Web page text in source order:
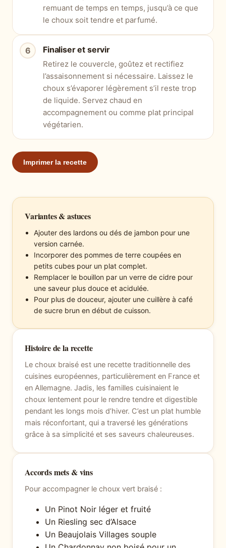
remuant de temps en temps, jusqu’à ce que
le choux soit tendre et parfumé.
Finaliser et servir
Retirez le couvercle, goûtez et rectifiez
l’assaisonnement si nécessaire. Laissez le
choux s’évaporer légèrement s’il reste trop
de liquide. Servez chaud en
accompagnement ou comme plat principal
végétarien.
Imprimer la recette
Variantes & astuces
Ajouter des lardons ou dés de jambon pour une
version carnée.
Incorporer des pommes de terre coupées en
petits cubes pour un plat complet.
Remplacer le bouillon par un verre de cidre pour
une saveur plus douce et acidulée.
Pour plus de douceur, ajouter une cuillère à café
de sucre brun en début de cuisson.
Histoire de la recette
Le choux braisé est une recette traditionnelle des
cuisines européennes, particulièrement en France et
en Allemagne. Jadis, les familles cuisinaient le
choux lentement pour le rendre tendre et digestible
pendant les longs mois d’hiver. C’est un plat humble
mais réconfortant, qui a traversé les générations
grâce à sa simplicité et ses saveurs chaleureuses.
Accords mets & vins
Pour accompagner le choux vert braisé :
Un Pinot Noir léger et fruité
Un Riesling sec d’Alsace
Un Beaujolais Villages souple